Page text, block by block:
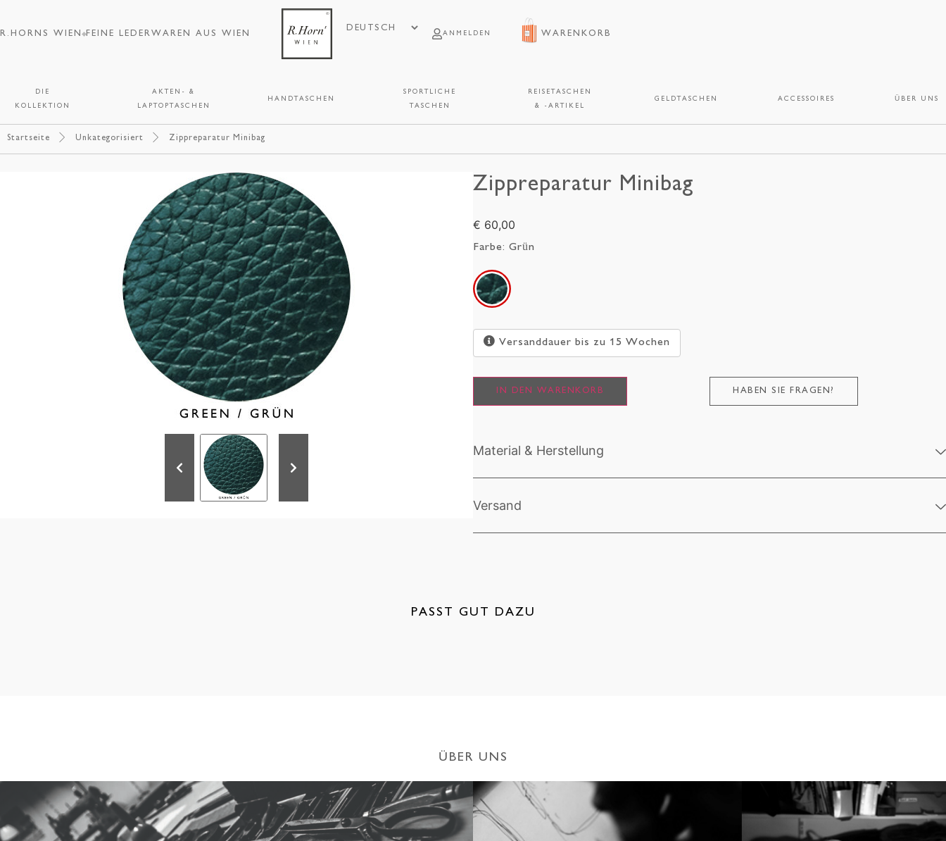
R.HORNS WIEN FEINE LEDERWAREN AUS WIEN ANMELDEN WARENKORB
DIE
KOLLEKTION
AKTEN- &
LAPTOPTASCHEN
HANDTASCHEN
SPORTLICHE
TASCHEN
REISETASCHEN
& -ARTIKEL
GELDTASCHEN ACCESSOIRES ÜBER UNS
Startseite Unkategorisiert Zippreparatur Minibag
Zippreparatur Minibag
€ 60,00
Farbe: Grün
Versanddauer bis zu 15 Wochen
IN DEN WARENKORB HABEN SIE FRAGEN?
Material & Herstellung
Versand
PASST GUT DAZU
ÜBER UNS